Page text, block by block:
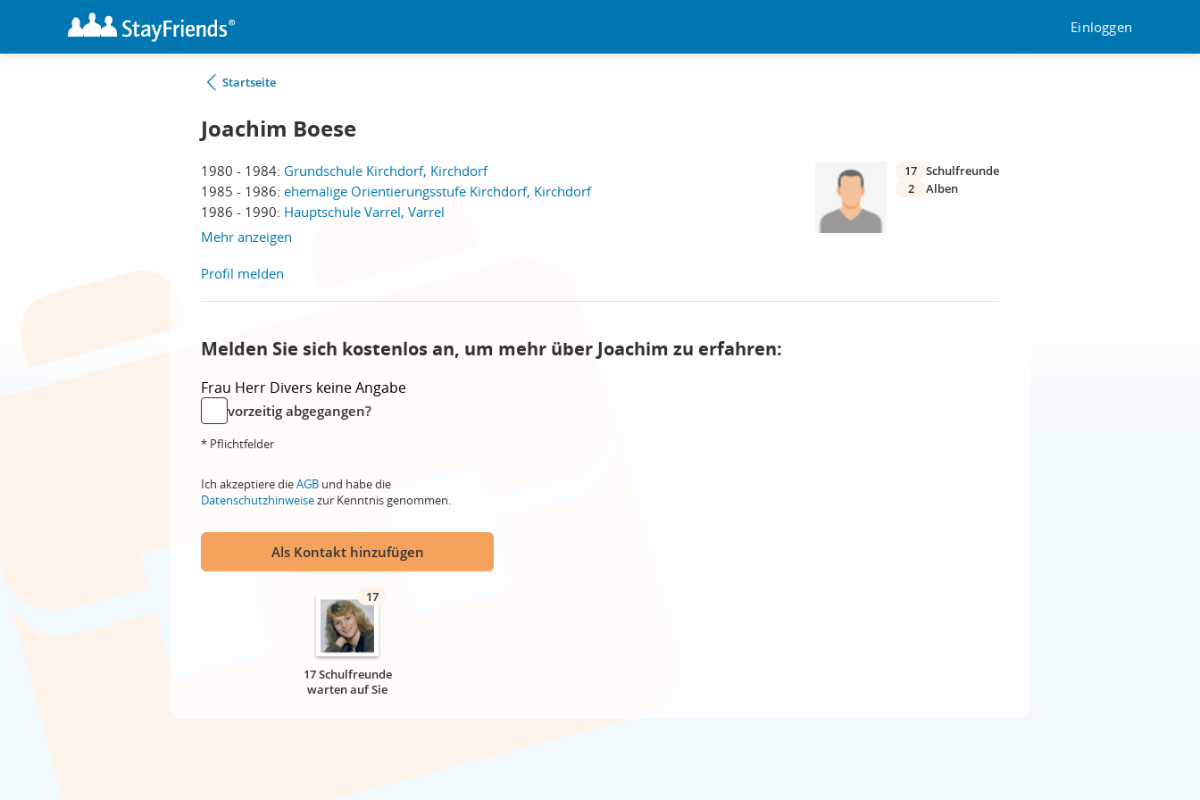
Einloggen
Startseite
Joachim Boese
1980 - 1984: Grundschule Kirchdorf, Kirchdorf
1985 - 1986: ehemalige Orientierungsstufe Kirchdorf, Kirchdorf
1986 - 1990: Hauptschule Varrel, Varrel
Mehr anzeigen
17 Schulfreunde
2
Alben
Profil melden
Melden Sie sich kostenlos an, um mehr über Joachim zu erfahren:
Frau Herr Divers keine Angabe
vorzeitig abgegangen?
* Pflichtfelder
Ich akzeptiere dieAGB und habe die
Datenschutzhinweisezur Kenntnis genommen.
Als Kontakt hinzufügen
17
17 Schulfreunde
warten auf Sie